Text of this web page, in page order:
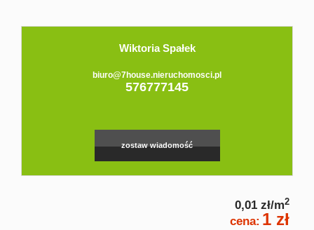
Wiktoria Spałek
biuro@7house.nieruchomosci.pl
576777145
zostaw wiadomość
0,01 zł/m2
cena: 1 zł